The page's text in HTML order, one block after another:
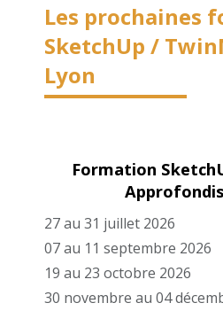
Les prochaines
SketchUp /
Lyon
Formation
27 au 31 juillet 2026
07 au 11 septembre 2026
19 au 23 octobre 2026
30 novembre au 04